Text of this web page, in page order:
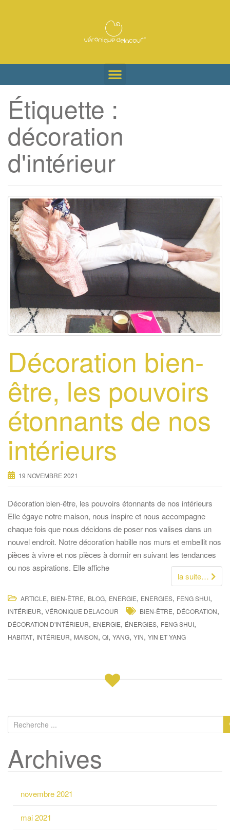
Étiquette :
décoration
d'intérieur
Décoration bien-
être, les pouvoirs
étonnants de nos
intérieurs
19 NOVEMBRE 2021
Décoration bien-être, les pouvoirs étonnants de nos intérieurs
Elle égaye notre maison, nous inspire et nous accompagne
chaque fois que nous décidons de poser nos valises dans un
nouvel endroit. Notre décoration habille nos murs et embellit nos
pièces à vivre et nos pièces à dormir en suivant les tendances
ou nos aspirations. Elle affiche
la suite…
ARTICLE, BIEN-ÊTRE, BLOG, ENERGIE, ENERGIES, FENG SHUI,
INTÉRIEUR, VÉRONIQUE DELACOUR BIEN-ÊTRE, DÉCORATION,
DÉCORATION D'INTÉRIEUR, ENERGIE, ÉNERGIES, FENG SHUI,
HABITAT, INTÉRIEUR, MAISON, QI, YANG, YIN, YIN ET YANG
e
h
Archives
novembre 2021
mai 2021